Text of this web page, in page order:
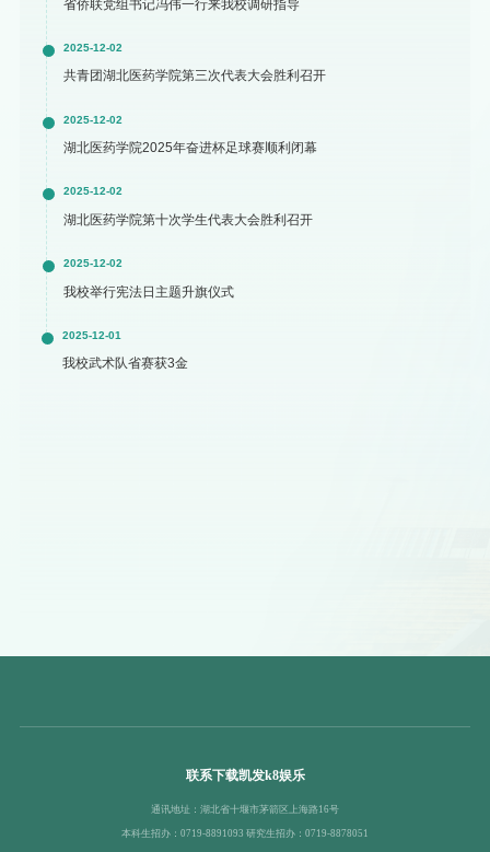
省侨联党组书记冯伟一行来我校调研指导
2025-12-02
共青团湖北医药学院第三次代表大会胜利召开
2025-12-02
湖北医药学院2025年奋进杯足球赛顺利闭幕
2025-12-02
湖北医药学院第十次学生代表大会胜利召开
2025-12-02
我校举行宪法日主题升旗仪式
2025-12-01
我校武术队省赛获3金
联系下载凯发k8娱乐
通讯地址：湖北省十堰市茅箭区上海路16号
本科生招办：0719-8891093 研究生招办：0719-8878051